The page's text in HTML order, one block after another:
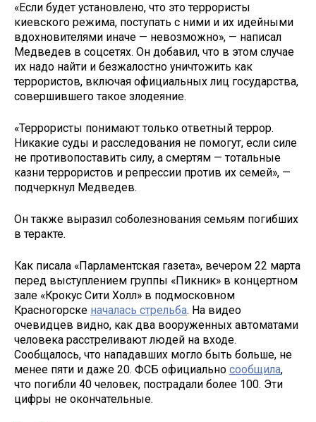
«Если будет установлено, что это террористы
киевского режима, поступать с ними и их идейными
вдохновителями иначе — невозможно», — написал
Медведев в соцсетях. Он добавил, что в этом случае
их надо найти и безжалостно уничтожить как
террористов, включая официальных лиц государства,
совершившего такое злодеяние.
«Террористы понимают только ответный террор.
Никакие суды и расследования не помогут, если силе
не противопоставить силу, а смертям — тотальные
казни террористов и репрессии против их семей», —
подчеркнул Медведев.
Он также выразил соболезнования семьям погибших
в теракте.
Как писала «Парламентская газета», вечером 22 марта
перед выступлением группы «Пикник» в концертном
зале «Крокус Сити Холл» в подмосковном
Красногорске началась стрельба. На видео
очевидцев видно, как два вооруженных автоматами
человека расстреливают людей на входе.
Сообщалось, что нападавших могло быть больше, не
менее пяти и даже 20. ФСБ официально сообщила,
что погибли 40 человек, пострадали более 100. Эти
цифры не окончательные.